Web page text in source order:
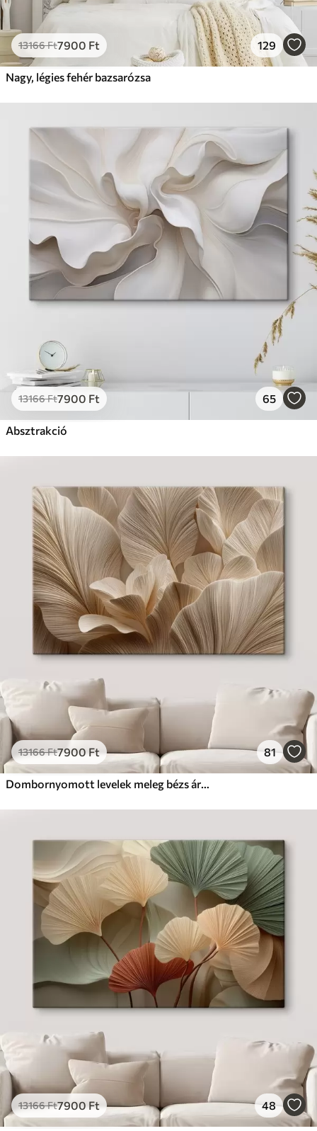
13166Ft7900 Ft 129
Nagy, légies fehér bazsarózsa
13166Ft7900 Ft 65
Absztrakció
13166Ft7900 Ft 81
Dombornyomott levelek meleg bézs árnyalatokban
13166Ft7900Ft 48